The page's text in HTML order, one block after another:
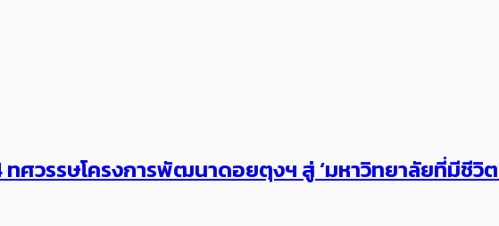
ศวรรษโครงการพัฒนาดอยตุงฯ สู่ ‘มหาวิทยาลัยที่มีชี